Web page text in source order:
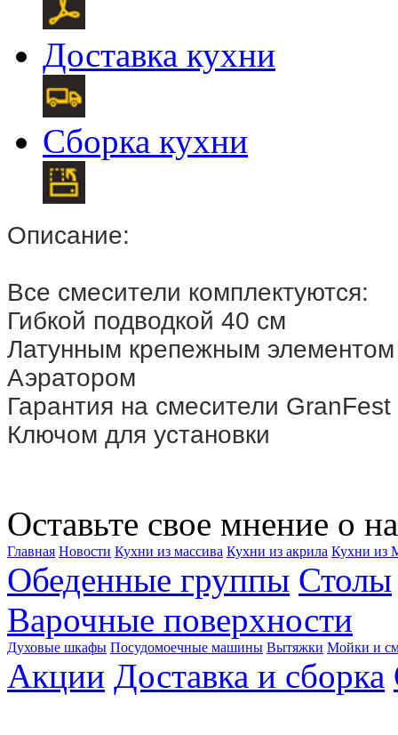
Доставка кухни
Сборка кухни
Описание:
Все смесители комплектуются:
Гибкой подводкой 40 см
Латунным крепежным элементом
Аэратором
Гарантия на смесители GranFest
Ключом для установки
Оставьте свое мнение о
Главная Новости Кухни из массива Кухни из акрила Кухни из
Обеденные группы Столы
Варочные поверхности
Духовые шкафы Посудомоечные машины Вытяжки Мойки и
Акции Доставка и сборка